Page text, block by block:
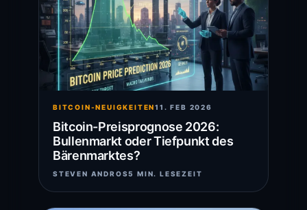
BITCOIN-NEUIGKEITEN11. FEB 2026
Bitcoin-Preisprognose 2026:
Bullenmarkt oder Tiefpunkt des
Bärenmarktes?
STEVEN ANDROS5 MIN. LESEZEIT